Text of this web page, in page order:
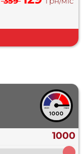
1000